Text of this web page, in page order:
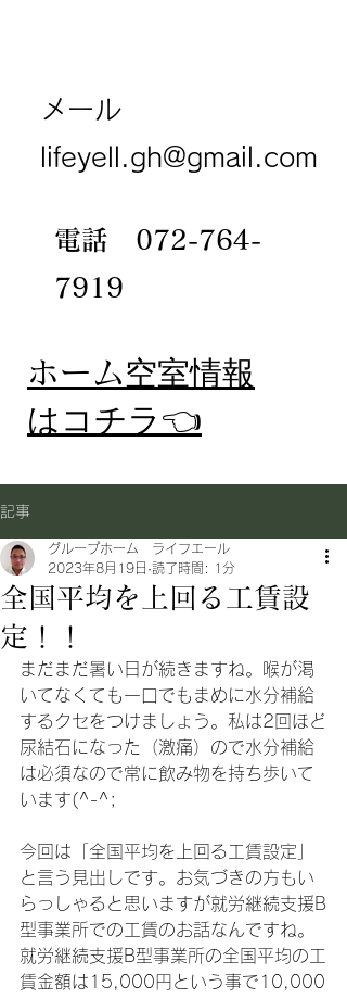
メール
lifeyell.gh@gmail.com
電話 072-764-
7919
​ホーム空室情報
​はコチラ👈
記事
全国平均を上回る工賃設
定！！
グループホーム ライフエール
2023年8月19日 読了時間: 1分
まだまだ暑い日が続きますね。喉が渇
いてなくても一口でもまめに水分補給
するクセをつけましょう。私は2回ほど
尿結石になった（激痛）ので水分補給
は必須なので常に飲み物を持ち歩いて
います(^-^;
今回は「全国平均を上回る工賃設定」
と言う見出しです。お気づきの方もい
らっしゃると思いますが就労継続支援B
型事業所での工賃のお話なんですね。
就労継続支援B型事業所の全国平均の工
賃金額は15,000円という事で10,000